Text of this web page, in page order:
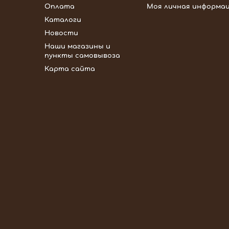
Оплата
Каталоги
Новости
Наши магазины и
пункты самовывоза
Карта сайта
Моя личная